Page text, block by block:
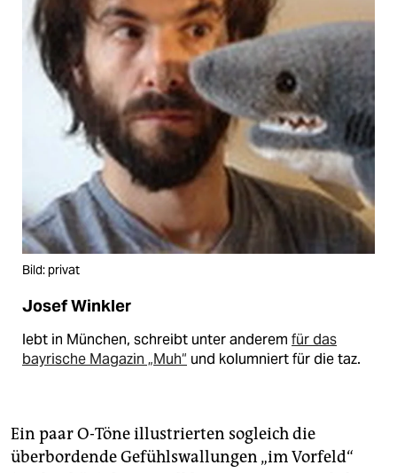
Bild: privat
Josef Winkler
lebt in München, schreibt unter anderem für das
bayrische Magazin „Muh“ und kolumniert für die taz.
Ein paar O-Töne illustrierten sogleich die
überbordende Gefühlswallungen „im Vorfeld“